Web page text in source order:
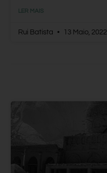
LER MAIS
Rui Batista 13 Maio, 2022